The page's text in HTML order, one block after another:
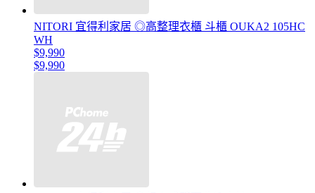
NITORI 宜得利家居 ◎高整理衣櫃 斗櫃 OUKA2 105HC
WH
$9,990
$9,990